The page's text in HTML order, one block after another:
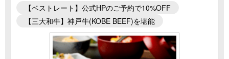
【ベストレート】公式HPのご予約で10%OFF
【三大和牛】神戸牛(KOBE BEEF)を堪能